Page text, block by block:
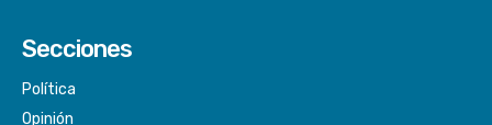
Secciones
Política
Opinión